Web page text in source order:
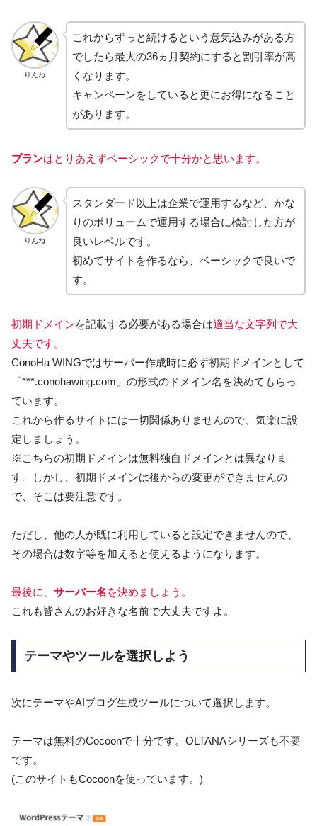
りんね
これからずっと続けるという意気込みがある方
でしたら最大の36ヵ月契約にすると割引率が高
くなります。
キャンペーンをしていると更にお得になること
があります。
プランはとりあえずベーシックで十分かと思います。
りんね
スタンダード以上は企業で運用するなど、かな
りのボリュームで運用する場合に検討した方が
良いレベルです。
初めてサイトを作るなら、ベーシックで良いで
す。
初期ドメインを記載する必要がある場合は適当な文字列で大
丈夫です。
ConoHa WINGではサーバー作成時に必ず初期ドメインとして
「***.conohawing.com」の形式のドメイン名を決めてもらっ
ています。
これから作るサイトには一切関係ありませんので、気楽に設
定しましょう。
※こちらの初期ドメインは無料独自ドメインとは異なりま
す。しかし、初期ドメインは後からの変更ができませんの
で、そこは要注意です。
ただし、他の人が既に利用していると設定できませんので、
その場合は数字等を加えると使えるようになります。
最後に、 サーバー名を決めましょう。
これも皆さんのお好きな名前で大丈夫ですよ。
テーマやツールを選択しよう
次にテーマやAIブログ生成ツールについて選択します。
テーマは無料のCocoonで十分です。OLTANAシリーズも不要
です。
(このサイトもCocoonを使っています。)